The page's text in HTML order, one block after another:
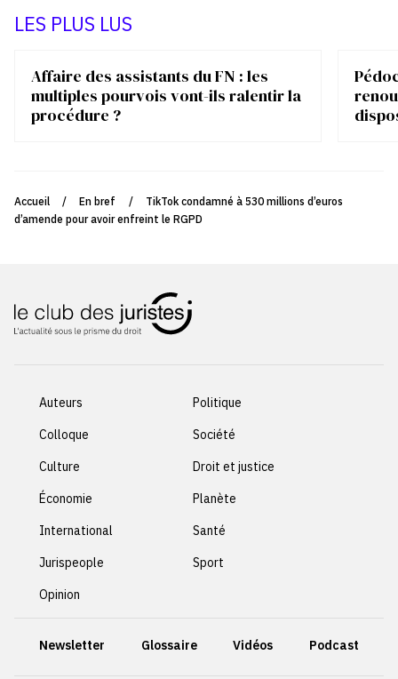
LES PLUS LUS
Affaire des assistants du FN : les
multiples pourvois vont-ils ralentir la
procédure ?
Accueil / En bref /
TikTok condamné à 530 millions d’euros
d’amende pour avoir enfreint le RGPD
Auteurs
Colloque
Culture
Économie
International
Jurispeople
Opinion
Politique
Société
Droit et justice
Planète
Santé
Sport
Newsletter Glossaire Vidéos Podcast